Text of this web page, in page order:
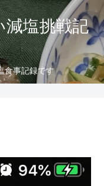
減塩挑戦記
食事記録です